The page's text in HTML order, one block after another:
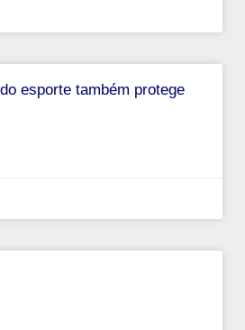
esporte também protege